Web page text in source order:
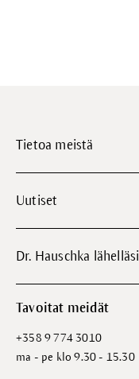
Tietoa meistä
Uutiset
Dr. Hauschka lähelläsi
Tavoitat meidät
+358 9 774 3010
ma - pe klo 9.30 - 15.30